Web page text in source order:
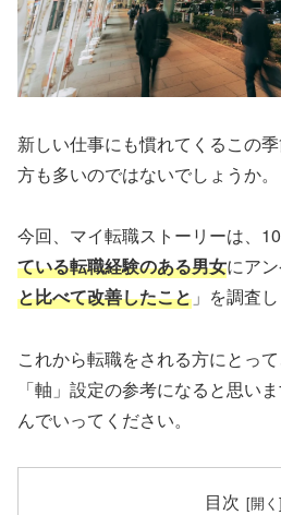
新しい仕事にも慣れてくるこの
方も多いのではないでしょうか。
今回、マイ転職ストーリーは、
ている転職経験のある男女にア
と比べて改善したこと 」を調査し
これから転職をされる方にとっ
「軸」設定の参考になると思い
んでいってください。
目次